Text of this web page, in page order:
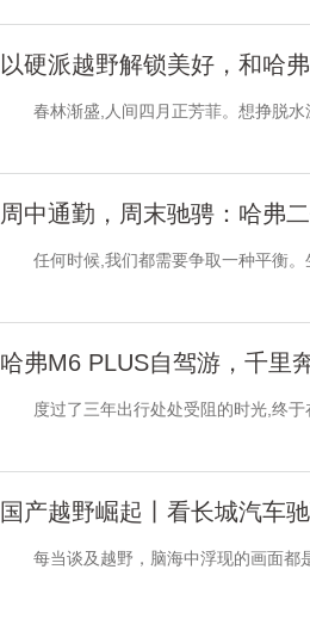
以硬派越野解锁美好，和哈
春林渐盛,人间四月正芳菲。想挣脱水
周中通勤，周末驰骋：哈弗
任何时候,我们都需要争取一种平衡。
哈弗M6 PLUS自驾游，千里
度过了三年出行处处受阻的时光,终于
国产越野崛起丨看长城汽车
每当谈及越野，脑海中浮现的画面都